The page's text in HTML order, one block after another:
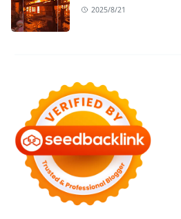
2025/8/21